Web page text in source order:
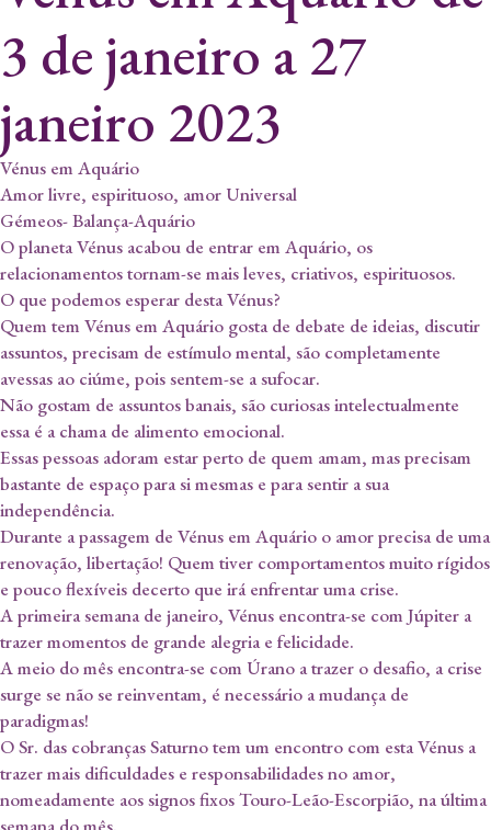
3 de janeiro a 27
janeiro 2023
Vénus em Aquário
Amor livre, espirituoso, amor Universal
Gémeos- Balança-Aquário
O planeta Vénus acabou de entrar em Aquário, os
relacionamentos tornam-se mais leves, criativos, espirituosos.
O que podemos esperar desta Vénus?
Quem tem Vénus em Aquário gosta de debate de ideias, discutir
assuntos, precisam de estímulo mental, são completamente
avessas ao ciúme, pois sentem-se a sufocar.
Não gostam de assuntos banais, são curiosas intelectualmente
essa é a chama de alimento emocional.
Essas pessoas adoram estar perto de quem amam, mas precisam
bastante de espaço para si mesmas e para sentir a sua
independência.
Durante a passagem de Vénus em Aquário o amor precisa de uma
renovação, libertação! Quem tiver comportamentos muito rígidos
e pouco flexíveis decerto que irá enfrentar uma crise.
A primeira semana de janeiro, Vénus encontra-se com Júpiter a
trazer momentos de grande alegria e felicidade.
A meio do mês encontra-se com Úrano a trazer o desafio, a crise
surge se não se reinventam, é necessário a mudança de
paradigmas!
O Sr. das cobranças Saturno tem um encontro com esta Vénus a
trazer mais dificuldades e responsabilidades no amor,
nomeadamente aos signos fixos Touro-Leão-Escorpião, na última